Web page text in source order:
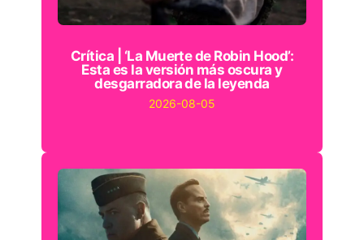
Crítica | ‘La Muerte de Robin Hood’:
Esta es la versión más oscura y
desgarradora de la leyenda
2026-08-05